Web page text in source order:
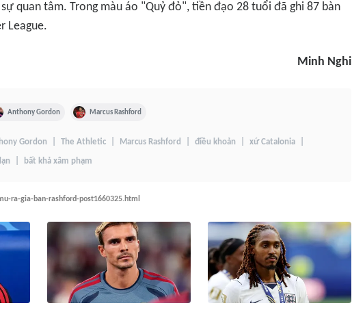
quan tâm. Trong màu áo "Quỷ đỏ", tiền đạo 28 tuổi đã ghi 87 bàn
League.
Minh Nghi
Anthony Gordon Marcus Rashford
Gordon The Athletic Marcus Rashford điều khoản xứ Catalonia
bất khả xâm phạm
ra-gia-ban-rashford-post1660325.html